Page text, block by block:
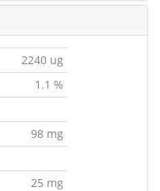
2240 ug
1.1 %
98 mg
25 mg